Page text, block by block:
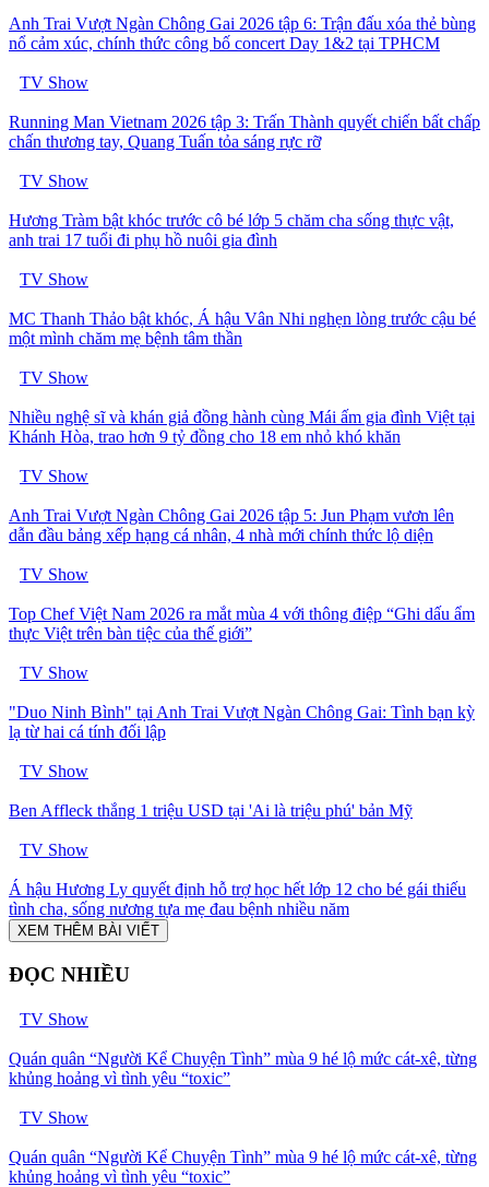
Anh Trai Vượt Ngàn Chông Gai 2026 tập 6: Trận đấu xóa thẻ bùng
nổ cảm xúc, chính thức công bố concert Day 1&2 tại TPHCM
TV Show
Running Man Vietnam 2026 tập 3: Trấn Thành quyết chiến bất chấp
chấn thương tay, Quang Tuấn tỏa sáng rực rỡ
TV Show
Hương Tràm bật khóc trước cô bé lớp 5 chăm cha sống thực vật,
anh trai 17 tuổi đi phụ hồ nuôi gia đình
TV Show
MC Thanh Thảo bật khóc, Á hậu Vân Nhi nghẹn lòng trước cậu bé
một mình chăm mẹ bệnh tâm thần
TV Show
Nhiều nghệ sĩ và khán giả đồng hành cùng Mái ấm gia đình Việt tại
Khánh Hòa, trao hơn 9 tỷ đồng cho 18 em nhỏ khó khăn
TV Show
Anh Trai Vượt Ngàn Chông Gai 2026 tập 5: Jun Phạm vươn lên
dẫn đầu bảng xếp hạng cá nhân, 4 nhà mới chính thức lộ diện
TV Show
Top Chef Việt Nam 2026 ra mắt mùa 4 với thông điệp “Ghi dấu ẩm
thực Việt trên bàn tiệc của thế giới”
TV Show
"Duo Ninh Bình" tại Anh Trai Vượt Ngàn Chông Gai: Tình bạn kỳ
lạ từ hai cá tính đối lập
TV Show
Ben Affleck thắng 1 triệu USD tại 'Ai là triệu phú' bản Mỹ
TV Show
Á hậu Hương Ly quyết định hỗ trợ học hết lớp 12 cho bé gái thiếu
tình cha, sống nương tựa mẹ đau bệnh nhiều năm
XEM THÊM BÀI VIẾT
ĐỌC NHIỀU
TV Show
Quán quân “Người Kể Chuyện Tình” mùa 9 hé lộ mức cát-xê, từng
khủng hoảng vì tình yêu “toxic”
TV Show
Quán quân “Người Kể Chuyện Tình” mùa 9 hé lộ mức cát-xê, từng
khủng hoảng vì tình yêu “toxic”